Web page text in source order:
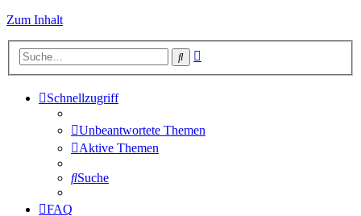
Zum Inhalt
Suche
Schnellzugriff
Unbeantwortete Themen
Aktive Themen
Suche
FAQ